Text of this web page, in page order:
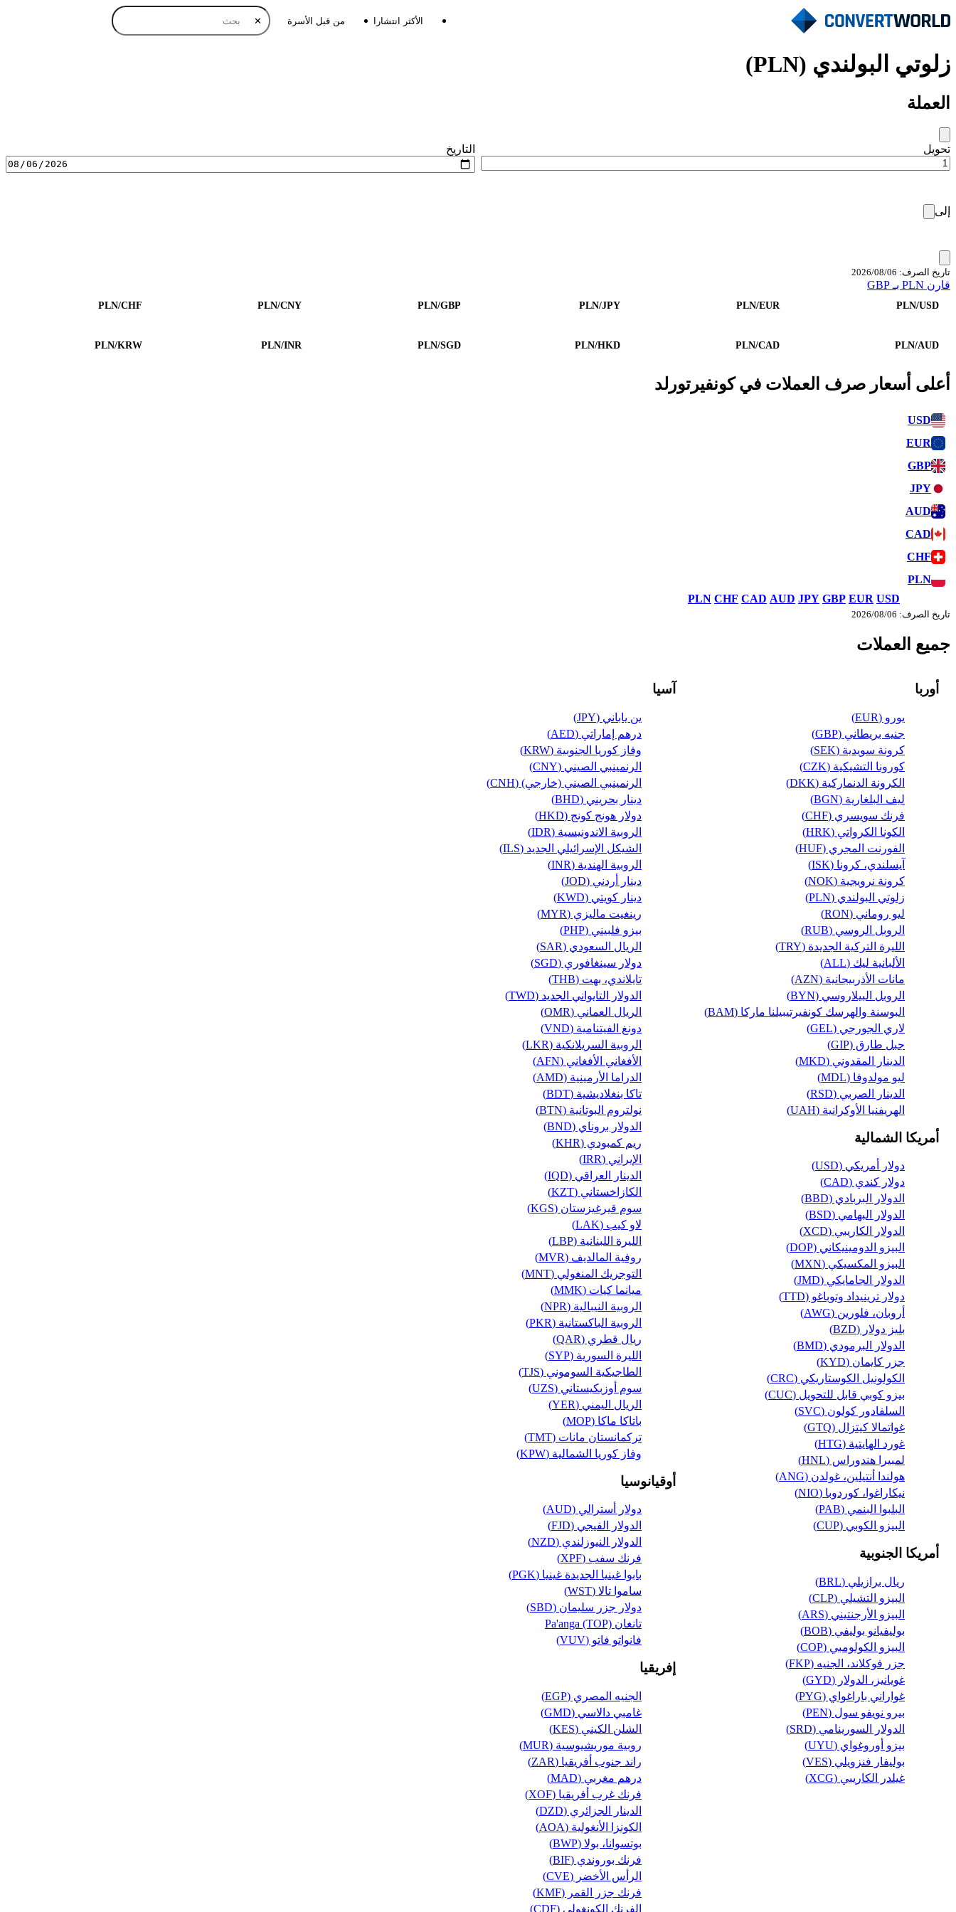
✕ الأكثر انتشارا من قبل الأسرة
زلوتي البولندي (PLN)
العملة
تحويل التاريخ
إلى
تاريخ الصرف: 06‏/08‏/2026
قارن PLN بـ GBP
PLN/USD
PLN/EUR
PLN/JPY
PLN/GBP
PLN/CNY
PLN/CHF
PLN/AUD
PLN/CAD
PLN/HKD
PLN/SGD
PLN/INR
PLN/KRW
أعلى أسعار صرف العملات في كونفيرتورلد
USD
EUR
GBP
JPY
AUD
CAD
CHF
PLN
USD
EUR
GBP
JPY
AUD
CAD
CHF
PLN
تاريخ الصرف: 06‏/08‏/2026
جميع العملات
أوربا
يورو (EUR)
جنيه بريطاني (GBP)
كرونة سويدية (SEK)
كورونا التشيكية (CZK)
الكرونة الدنماركية (DKK)
ليف البلغارية (BGN)
فرنك سويسري (CHF)
الكونا الكرواتي (HRK)
الفورنت المجري (HUF)
آيسلندي، كرونا (ISK)
كرونة نرويجية (NOK)
زلوتي البولندي (PLN)
ليو روماني (RON)
الروبل الروسي (RUB)
الليرة التركية الجديدة (TRY)
الألبانية ليك (ALL)
مانات الأذربيجانية (AZN)
الروبل البيلاروسي (BYN)
البوسنة والهرسك كونفيرتيبيلنا ماركا (BAM)
لاري الجورجي (GEL)
جبل طارق (GIP)
الدينار المقدوني (MKD)
ليو مولدوفا (MDL)
الدينار الصربي (RSD)
الهريفنيا الأوكرانية (UAH)
أمريكا الشمالية
دولار أمريكي (USD)
دولار كندي (CAD)
الدولار البربادي (BBD)
الدولار البهامي (BSD)
الدولار الكاريبي (XCD)
البيزو الدومينيكاني (DOP)
البيزو المكسيكي (MXN)
الدولار الجامايكي (JMD)
دولار ترينيداد وتوباغو (TTD)
أروبان، فلورين (AWG)
بليز دولار (BZD)
الدولار البرمودي (BMD)
جزر كايمان (KYD)
الكولونيل الكوستاريكي (CRC)
بيزو كوبي قابل للتحويل (CUC)
السلفادور كولون (SVC)
غواتمالا كيتزال (GTQ)
غورد الهايتية (HTG)
لمبيرا هندوراس (HNL)
هولندا أنتيلين، غولدن (ANG)
نيكاراغوا، كوردوبا (NIO)
البلبوا البنمي (PAB)
البيزو الكوبي (CUP)
أمريكا الجنوبية
ريال برازيلي (BRL)
البيزو التشيلي (CLP)
البيزو الأرجنتيني (ARS)
بوليفيانو بوليفي (BOB)
البيزو الكولومبي (COP)
جزر فوكلاند، الجنيه (FKP)
غويانيز، الدولار (GYD)
غواراني باراغواي (PYG)
بيرو نويفو سول (PEN)
الدولار السورينامي (SRD)
بيزو أوروغواي (UYU)
بوليفار فنزويلي (VES)
غيلدر الكاريبي (XCG)
آسيا
ين ياباني (JPY)
درهم إماراتي (AED)
وفاز كوريا الجنوبية (KRW)
الرنمينبي الصيني (CNY)
الرنمينبي الصيني (خارجي) (CNH)
دينار بحريني (BHD)
دولار هونج كونج (HKD)
الروبية الاندونيسية (IDR)
الشيكل الإسرائيلي الجديد (ILS)
الروبية الهندية (INR)
دينار أردني (JOD)
دينار كويتي (KWD)
رينغيت ماليزي (MYR)
بيزو فلبيني (PHP)
الريال السعودي (SAR)
دولار سينغافوري (SGD)
تايلاندي، بهت (THB)
الدولار التايواني الجديد (TWD)
الريال العماني (OMR)
دونغ الفيتنامية (VND)
الروبية السريلانكية (LKR)
الأفغاني الأفغاني (AFN)
الدراما الأرمينية (AMD)
تاكا بنغلاديشية (BDT)
نولتروم البوتانية (BTN)
الدولار بروناي (BND)
ريم كمبودي (KHR)
الإيراني (IRR)
الدينار العراقي (IQD)
الكازاخستاني (KZT)
سوم قيرغيزستان (KGS)
لاو كيب (LAK)
الليرة اللبنانية (LBP)
روفية المالديف (MVR)
التوجريك المنغولي (MNT)
ميانما كيات (MMK)
الروبية النيبالية (NPR)
الروبية الباكستانية (PKR)
ريال قطري (QAR)
الليرة السورية (SYP)
الطاجيكية السوموني (TJS)
سوم أوزبكيستاني (UZS)
الريال اليمني (YER)
باتاكا ماكا (MOP)
تركمانستان مانات (TMT)
وفاز كوريا الشمالية (KPW)
أوقيانوسيا
دولار أسترالي (AUD)
الدولار الفيجي (FJD)
الدولار النيوزلندي (NZD)
فرنك سفب (XPF)
بابوا غينيا الجديدة غينيا (PGK)
ساموا تالا (WST)
دولار جزر سليمان (SBD)
تانغان Pa'anga (TOP)
فانواتو فاتو (VUV)
إفريقيا
الجنيه المصري (EGP)
غامبي دالاسي (GMD)
الشلن الكيني (KES)
روبية موريشيوسية (MUR)
راند جنوب أفريقيا (ZAR)
درهم مغربي (MAD)
فرنك غرب أفريقيا (XOF)
الدينار الجزائري (DZD)
الكونزا الأنغولية (AOA)
بوتسوانا، بولا (BWP)
فرنك بوروندي (BIF)
الرأس الأخضر (CVE)
فرنك جزر القمر (KMF)
الفرنك الكونغولي (CDF)